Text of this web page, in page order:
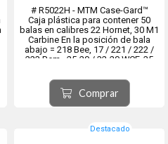
# R5022H - MTM Case-Gard™
Caja plástica para contener 50
balas en calibres 22 Hornet, 30 M1
Carbine En la posición de bala
abajo = 218 Bee, 17 / 221 / 222 /
223 Rem., 25-20 / 32-20 WCF, 35
Comprar
Destacado